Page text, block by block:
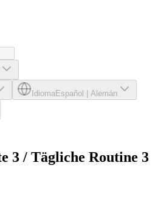
IdiomaEspañol Alemán
3 / Tägliche Routine 3